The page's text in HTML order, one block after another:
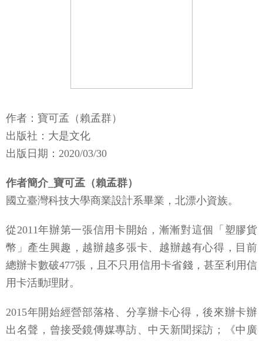
作者：寶可孟（賴孟群）
出版社：大是文化
出版日期：2020/03/30
作者簡介_寶可孟（賴孟群）
國立臺灣科技大學商業設計系畢業，北漂小資族。
從2011年辦第一張信用卡開始，漸漸對這個「塑膠貨
幣」產生興趣，越辦越多張卡、越辦越有心得，目前
總辦卡數破477張，且不只用信用卡省錢，甚至利用信
用卡活動理財。
2015年開始經營部落格、分享辦卡心得，後來辦卡辦
出名聲，曾接受鏡傳媒專訪、中天新聞採訪；《中廣